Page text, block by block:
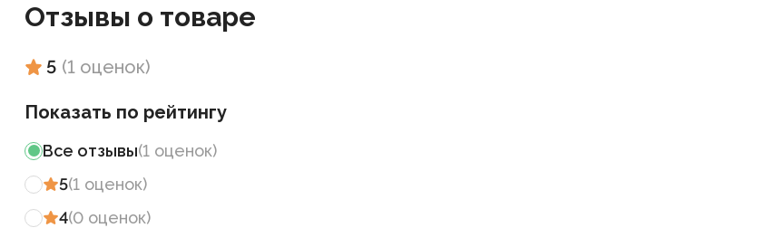
Отзывы о товаре
5 (1 оценок)
Показать по рейтингу
Все отзывы(1 оценок)
5(1 оценок)
4(0 оценок)